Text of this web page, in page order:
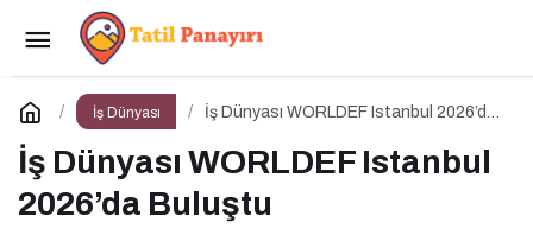
İş Dünyası
İş Dünyası WORLDEF Istanbul 2026’da
İş Dünyası WORLDEF Istanbul
2026’da Buluştu
Kişisel Markalaşma 360 Podcast Serisi
Yorum Yap